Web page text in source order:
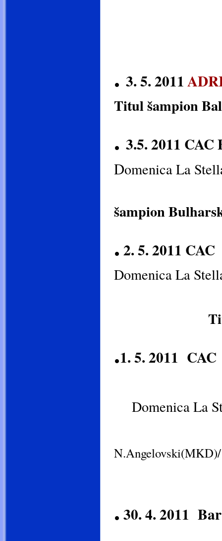
. 3. 5. 2011
Titul šampion
. 3.5. 2011 CAC
Domenica La
šampion
. 2. 5. 2011
Domenica La
.1. 5. 2011
Domenica La
. 30. 4. 2011